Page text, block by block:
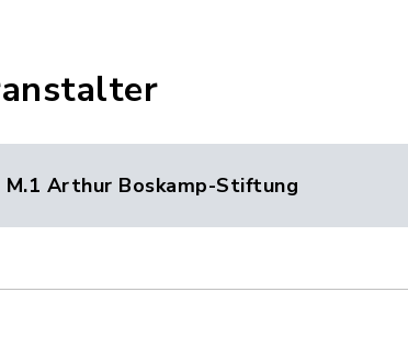
M.1 Arthur Boskamp-Stiftung